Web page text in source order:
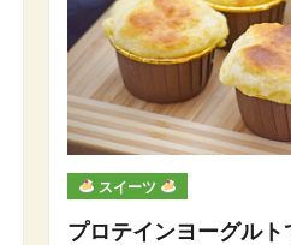
スイーツ
プロテインヨーグルト